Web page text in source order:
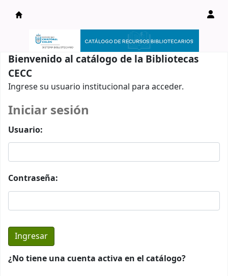
Catálogo en línea
Bienvenido al catálogo de la Bibliotecas
CECC
Ingrese su usuario institucional para acceder.
Iniciar sesión
Usuario:
Contraseña:
¿No tiene una cuenta activa en el catálogo?